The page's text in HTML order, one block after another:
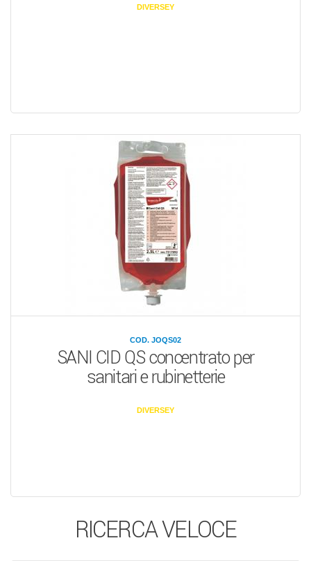
DIVERSEY
COD. JOQS02
SANI CID QS concentrato per
sanitari e rubinetterie
DIVERSEY
RICERCA VELOCE